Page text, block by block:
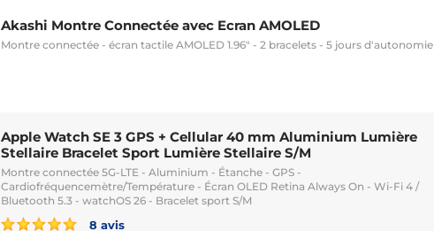
Akashi Montre Connectée avec Ecran AMOLED
Montre connectée - écran tactile AMOLED 1.96" - 2 bracelets - 5 jours d'autonomie
Apple Watch SE 3 GPS + Cellular 40 mm Aluminium Lumière
Stellaire Bracelet Sport Lumière Stellaire S/M
Montre connectée 5G-LTE - Aluminium - Étanche - GPS -
Cardiofréquencemètre/Température - Écran OLED Retina Always On - Wi-Fi 4 /
Bluetooth 5.3 - watchOS 26 - Bracelet sport S/M
8 avis